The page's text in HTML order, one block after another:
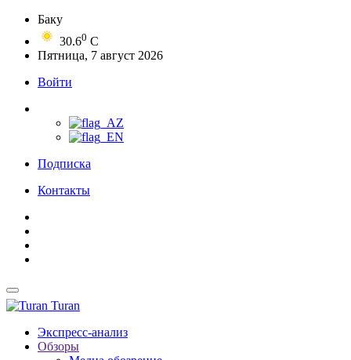
Баку
30.60 C
Пятница, 7 август 2026
Войти
Подписка
Контакты
Turan
Экспресс-анализ
Обзоры